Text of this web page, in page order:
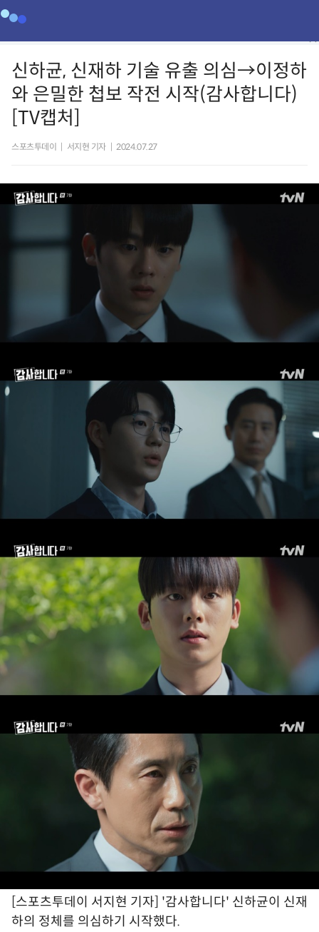
신하균, 신재하 기술 유출 의심→이정하
와 은밀한 첩보 작전 시작(감사합니다)
[TV캡처]
스포츠투데이 서지현 기자 2024.07.27
[스포츠투데이 서지현 기자] '감사합니다' 신하균이 신재
하의 정체를 의심하기 시작했다.